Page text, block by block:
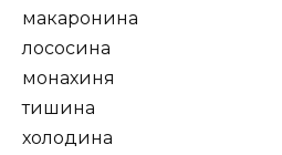
макаронина
лососина
монахиня
тишина
холодина